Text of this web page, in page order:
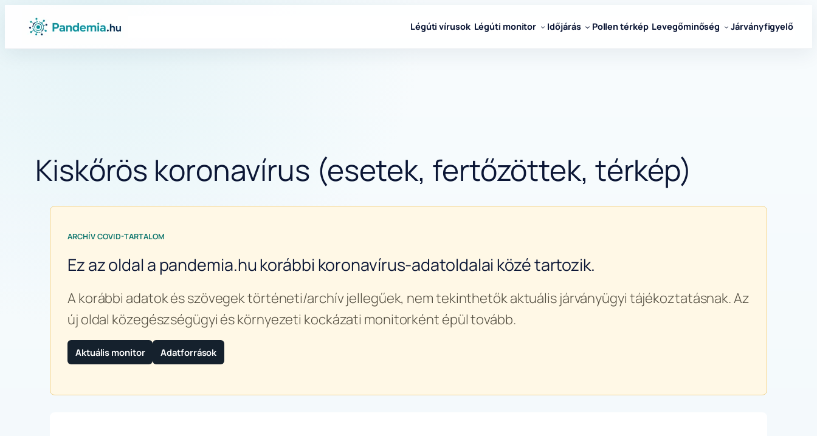
Ugrás
tartalomhoz
Légúti vírusok Légúti monitor Időjárás Pollen térkép Levegőminőség Járványfigyelő
Kiskőrös koronavírus (esetek, fertőzöttek, térkép)
ARCHÍV COVID-TARTALOM
Ez az oldal a pandemia.hu korábbi koronavírus-adatoldalai közé tartozik.
A korábbi adatok és szövegek történeti/archív jellegűek, nem tekinthetők aktuális járványügyi tájékoztatásnak. Az
új oldal közegészségügyi és környezeti kockázati monitorként épül tovább.
Aktuális monitor Adatforrások